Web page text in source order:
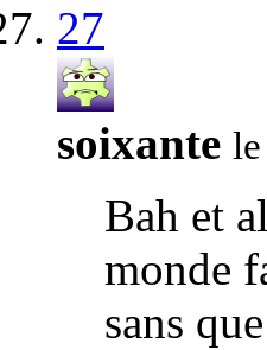
27
soixante
Bah et
monde
sans